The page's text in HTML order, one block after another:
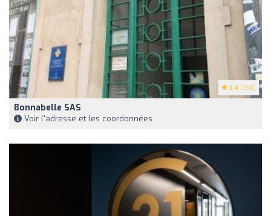
3.4 (158)
Bonnabelle SAS
Voir l'adresse et les coordonnées